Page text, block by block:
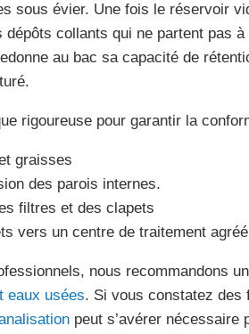
sous évier. Une fois le réservoir
collants qui ne partent pas
au bac sa capacité de
rigoureuse pour garantir la
graisses
des parois internes.
filtres et des clapets
vers un centre de traitement agréé
nous recommandons
eaux usées. Si vous constatez des
peut s’avérer nécessaire